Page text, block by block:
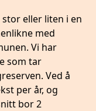
eller liten i en
med
Vi har
som tar
Ved å
per år, og
bor 2